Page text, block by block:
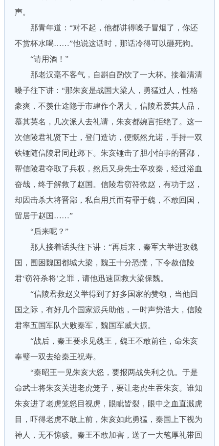
声。
那青年道：“对不起，他都讲得嗓子冒烟了，你还
不赏杯水喝……”他说这话时，那话冷得可以砸死狗。
“请用酒！”
那老汉毫不客气，自斟自酌饮了一大杯。接着清清
嗓子往下讲：“那朱亥是战国大梁人，勇猛过人，性格
豪爽，不羡仕途隐于市肆作个屠夫，信陵君爱其人品，
慕其英名，几次派人去礼请，朱亥都婉言拒绝了。这一
次信陵君礼贤下士，登门造访，便慨然允诺，手持一双
铁锤随信陵君同赴邺下。朱亥锤击了胆小怕事的晋鄙，
帮信陵君夺取了兵权，然后又身先士卒攻秦，经过浴血
奋哉，终于解救了赵国。信陵君窃符救赵，有功于赵，
却因击杀大将晋鄙，私自用兵而有罪于魏，不敢回国，
留居于赵国……”
“后来呢？”
那人接着话头往下讲：“再后来，秦军大举进攻魏
国，围困魏国都城大梁，魏王十分恐慌，下令赦信陵
君‘窃符杀将’之罪，请他迅速回救大梁保魏。
“信陵君救赵义举得到了好多国家的赞颂，当他回
国之际，有好几个国家派兵助他，一时声势浩大，信陵
君率五国军队大败秦军，魏国军威大振。
“战后，秦王要求见魏王，魏王不敢前往，命朱亥
奉璧一双去给秦王祝寿。
“秦昭王一见朱亥大怒，要报两战失利之仇。于是
命武士将朱亥关进老虎笼子，要让老虎生吞朱亥。谁知
朱亥进了老虎笼怒目视虎，眼眦皆裂，眼中之血直溅虎
目，吓得老虎不敢上前，朱亥如此勇猛，秦国上下视为
神人，无不惊骇。秦王不敢加害，送了一大笔厚礼带回